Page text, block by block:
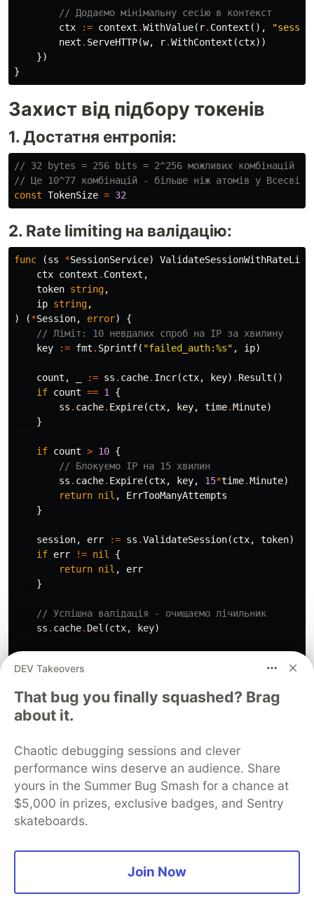
// Додаємо мінімальну сесію в контекст
ctx
:= context .WithValue( r. Context (),
next . ServeHTTP(w, r.WithContext (ctx))
})
}
Захист від підбору токенів
1. Достатня ентропія:
// 32 bytes = 256 bits = 2^256 можливих комбінацій
// Це 10^77 комбінацій - більше ніж атомів у Всесвіті
const TokenSize = 32
2. Rate limiting на валідацію:
func (ss *SessionService)
ctx context . Context ,
token string,
ip string,
)
(*Session, error)
{
// Ліміт: 10 невдалих спроб на IP за хвилину
key
:= fmt . Sprintf( "failed_auth:%s" , ip)
count , := ss . cache. Incr(ctx, key) . Result ()
if count == 1
{
ss . cache. Expire(ctx, key, time.Minute)
}
if count > 10 {
// Блокуємо IP на 15 хвилин
ss . cache. Expire(ctx, key, 15*time.Minute)
return nil ,
ErrTooManyAttempts
}
session, err := ss .ValidateSession(ctx, token)
if err != nil
{
return nil ,
err
}
// Успішна валідація - очищаємо лічильник
ss . cache. Del (ctx, key)
}
3. Моніторинг підозрілої активності:
alerter *Alerter
}
func SecurityMonitor)
ctx
context.Context,
ip string,
// Перевірка в останні 5 хвилин
getIPStats
DEV Takeovers
That bug you finally squashed? Brag
about it.
Chaotic debugging sessions and clever
performance wins deserve an audience. Share
yours in the Summer Bug Smash for a chance at
$5,000 in prizes, exclusive badges, and Sentry
skateboards.
Join Now